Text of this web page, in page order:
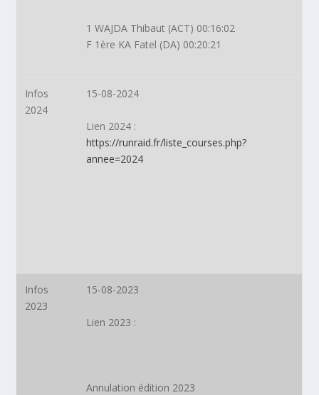
1 WAJDA Thibaut (ACT) 00:16:02
F 1ère KA Fatel (DA) 00:20:21
Infos
2024
15-08-2024
Lien 2024 :
https://runraid.fr/liste_courses.php?
annee=2024
Infos
2023
15-08-2023
Lien 2023 :
Annulation édition 2023